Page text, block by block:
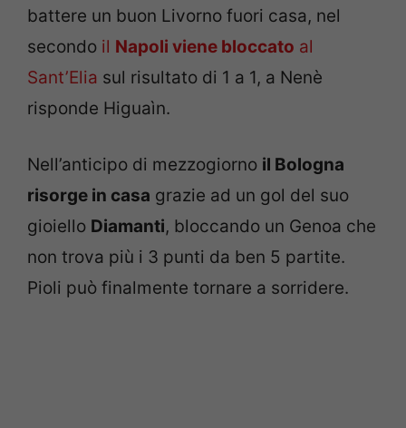
battere un buon Livorno fuori casa, nel
secondo il Napoli viene bloccato al
Sant’Elia sul risultato di 1 a 1, a Nenè
risponde Higuaìn.
Nell’anticipo di mezzogiorno il Bologna
risorge in casa grazie ad un gol del suo
gioiello Diamanti, bloccando un Genoa che
non trova più i 3 punti da ben 5 partite.
Pioli può finalmente tornare a sorridere.